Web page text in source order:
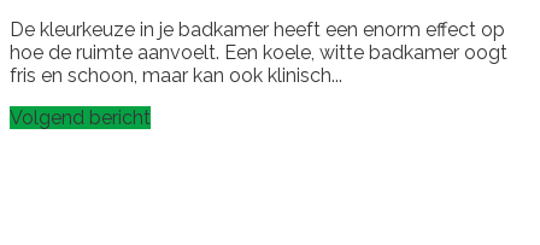
De kleurkeuze in je badkamer heeft een enorm effect op
hoe de ruimte aanvoelt. Een koele, witte badkamer oogt
fris en schoon, maar kan ook klinisch...
Volgend bericht